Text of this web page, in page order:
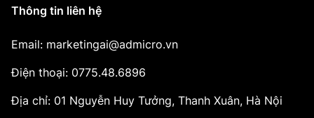
Thông tin liên hệ
Email: marketingai@admicro.vn
Điện thoại: 0775.48.6896
Địa chỉ: 01 Nguyễn Huy Tưởng, Thanh Xuân, Hà Nội